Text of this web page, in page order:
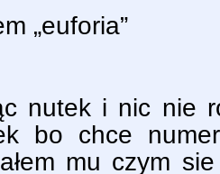
„euforia”
nutek i nic nie
bo chce
mu czym